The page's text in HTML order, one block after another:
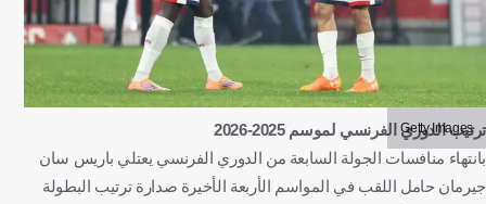
Getty Images
ترتيب الدوري الفرنسي لموسم 2025-2026
بانتهاء منافسات الجولة السابعة من الدوري الفرنسي يعتلي باريس سان
جيرمان حامل اللقب في المواسم الأربعة الأخيرة صدارة ترتيب البطولة